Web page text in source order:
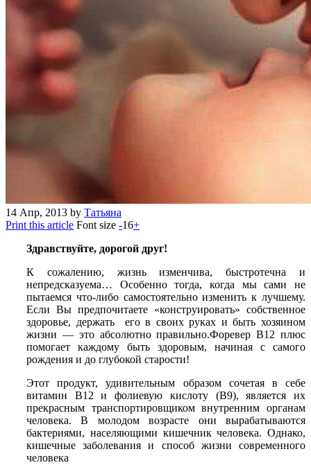
14 Апр, 2013 by Татьяна
Print this article Font size -16+
Здравствуйте, дорогой друг!
К сожалению, жизнь изменчива, быстротечна и
непредсказуема… Особенно тогда, когда мы сами не
пытаемся что-либо самостоятельно изменить к лучшему.
Если Вы предпочитаете «конструировать» собственное
здоровье, держать его в своих руках и быть хозяином
жизни — это абсолютно правильно.Форевер В12 плюс
помогает каждому быть здоровым, начиная с самого
рождения и до глубокой старости!
Этот продукт, удивительным образом сочетая в себе
витамин В12 и фолиевую кислоту (В9), является их
прекрасным транспортировщиком внутренним органам
человека. В молодом возрасте они вырабатываются
бактериями, населяющими кишечник человека. Однако,
кишечные заболевания и способ жизни современного
человека